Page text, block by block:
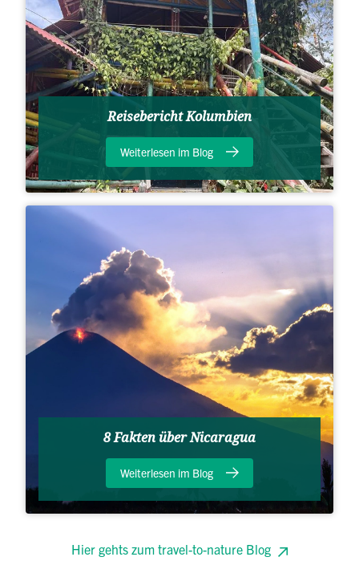
Reisebericht Kolumbien
Weiterlesen im Blog
8 Fakten über Nicaragua
Weiterlesen im Blog
Hier gehts zum travel-to-nature Blog